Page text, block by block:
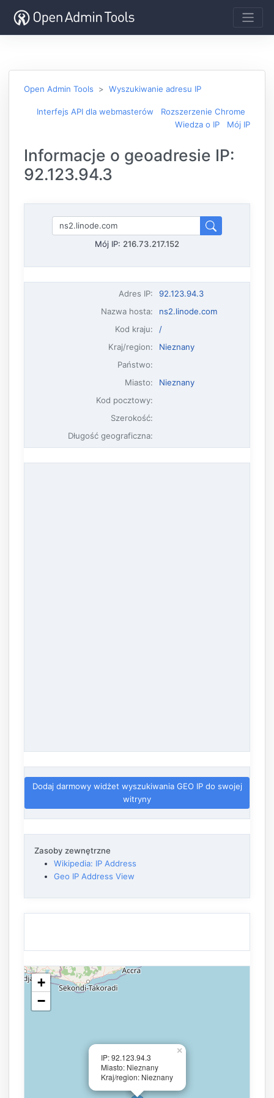
Open Admin Tools Wyszukiwanie adresu IP
Interfejs API dla webmasterów
Rozszerzenie Chrome
Wiedza o IP
Mój IP
Informacje o geoadresie IP:
92.123.94.3
Mój IP: 216.73.217.152
Adres IP:
92.123.94.3
Nazwa hosta:
ns2.linode.com
Kod kraju:
/
Kraj/region:
Nieznany
Państwo:
Miasto:
Nieznany
Kod pocztowy:
Szerokość:
Długość geograficzna:
Dodaj darmowy widżet wyszukiwania GEO IP do swojej
witryny
Zasoby zewnętrzne
Wikipedia: IP Address
Geo IP Address View
IP: 92.123.94.3
Miasto: Nieznany
Kraj/region: Nieznany
×
+
−